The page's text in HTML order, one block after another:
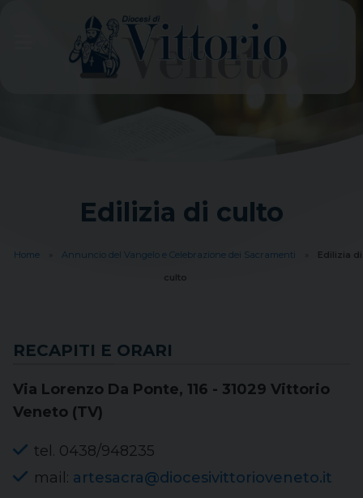
Edilizia di culto
Home Annuncio del Vangelo e Celebrazione dei Sacramenti
Edilizia di
culto
RECAPITI E ORARI
Via Lorenzo Da Ponte, 116 - 31029 Vittorio
Veneto (TV)
tel. 0438/948235
mail: artesacra@diocesivittorioveneto.it